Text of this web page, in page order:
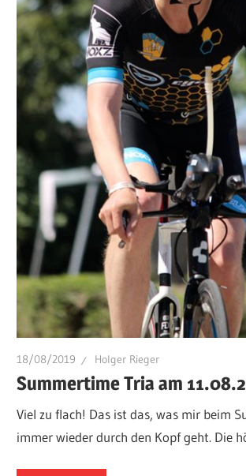
18/08/2019 Holger Rieger
Summertime Tria am
Viel zu flach! Das ist das, was mir beim
immer wieder durch den Kopf geht. Die